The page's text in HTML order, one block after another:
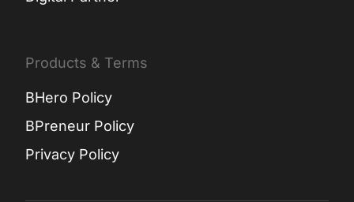
Products & Terms
BHero Policy
BPreneur Policy
Privacy Policy